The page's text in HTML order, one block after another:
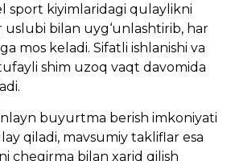
sport kiyimlaridagi qulaylikni
uslubi bilan uyg‘unlashtirib, har
mos keladi. Sifatli ishlanishi va
shim uzoq vaqt davomida
buyurtma berish imkoniyati
qiladi, mavsumiy takliflar esa
chegirma bilan xarid qilish